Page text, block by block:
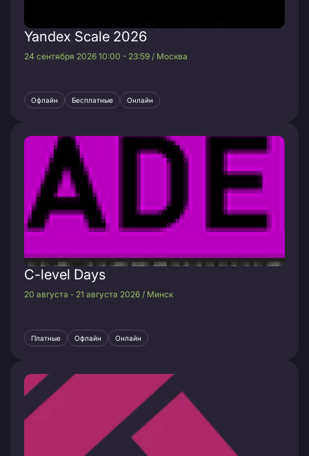
Yandex Scale 2026
24 сентября 2026 10:00 - 23:59 / Москва
Офлайн Бесплатные Онлайн
C-level Days
20 августа - 21 августа 2026 / Минск
Платные Офлайн Онлайн